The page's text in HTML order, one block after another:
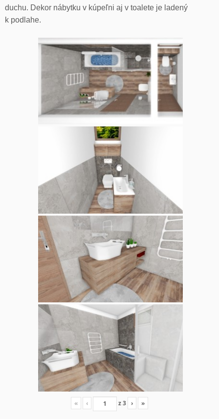
duchu. Dekor nábytku v kúpeľni aj v toalete je ladený
k podlahe.
« ‹ z3 › »